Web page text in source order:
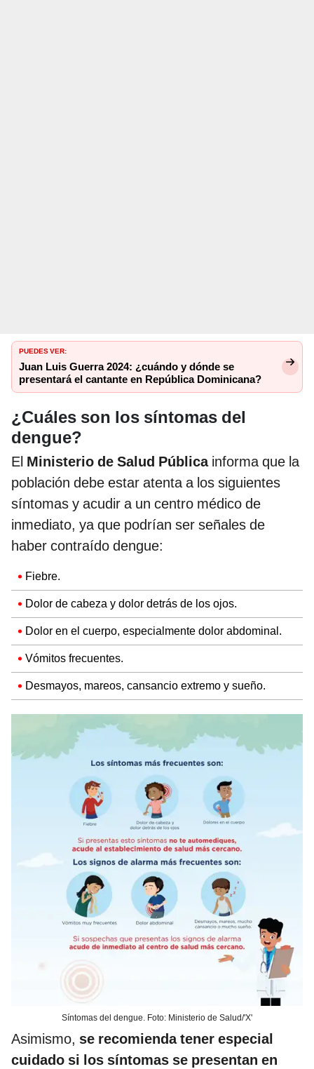
PUEDES VER:
Juan Luis Guerra 2024: ¿cuándo y dónde se
presentará el cantante en República Dominicana?
¿Cuáles son los síntomas del
dengue?
El Ministerio de Salud Pública informa que la
población debe estar atenta a los siguientes
síntomas y acudir a un centro médico de
inmediato, ya que podrían ser señales de
haber contraído dengue:
Fiebre.
Dolor de cabeza y dolor detrás de los ojos.
Dolor en el cuerpo, especialmente dolor abdominal.
Vómitos frecuentes.
Desmayos, mareos, cansancio extremo y sueño.
Síntomas del dengue. Foto: Ministerio de Salud/'X'
Asimismo, se recomienda tener especial
cuidado si los síntomas se presentan en